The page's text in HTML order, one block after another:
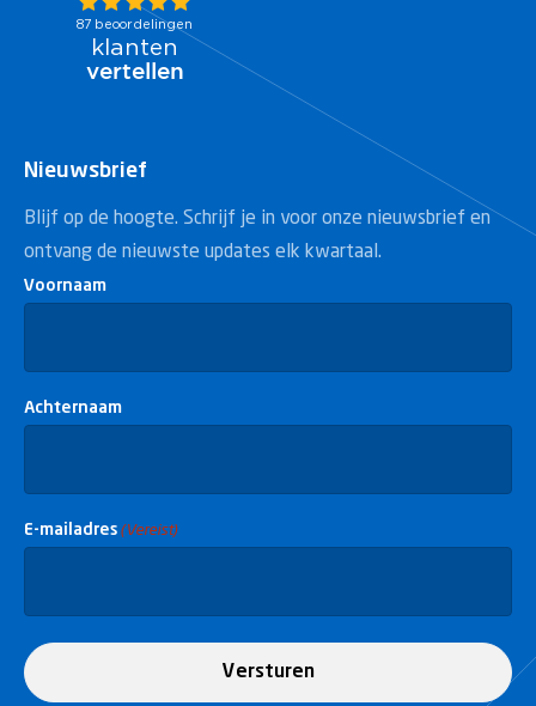
Nieuwsbrief
Blijf op de hoogte. Schrijf je in voor onze nieuwsbrief en
ontvang de nieuwste updates elk kwartaal.
Voornaam
Achternaam
E-mailadres (Vereist)
Versturen